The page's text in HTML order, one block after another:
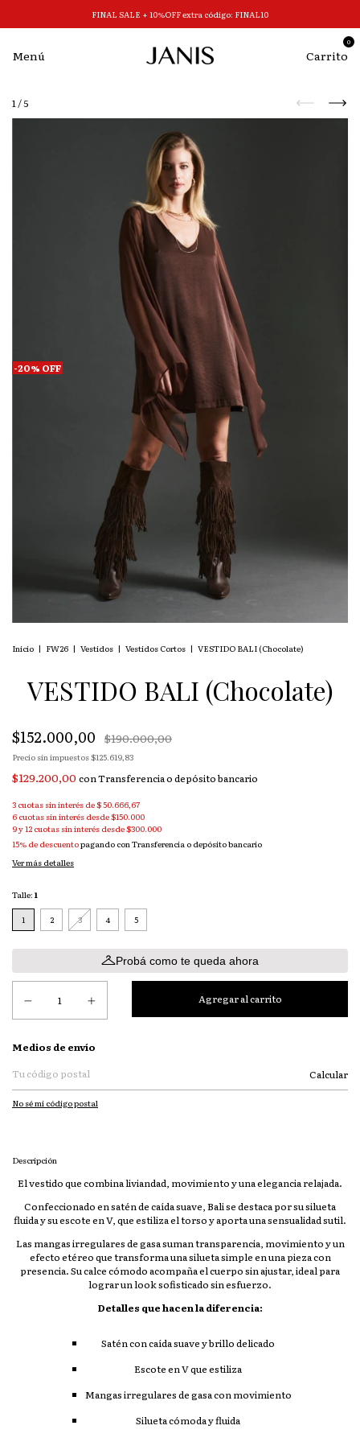
FINAL SALE + 10%OFF extra código: FINAL10
Menú Carrito
0
1/5
-20% OFF
Inicio | FW26 | Vestidos | Vestidos Cortos | VESTIDO BALI (Chocolate)
VESTIDO BALI (Chocolate)
$152.000,00 $190.000,00
Precio sin impuestos$125.619,83
$129.200,00 conTransferencia o depósito bancario
3 cuotas sin interés de$ 50.666,67
15% de descuentopagando con Transferencia o depósito bancario
Ver más detalles
Talle: 1
1 2 3 4 5
Probá como te queda ahora
Entregas para el CP:
Medios de envío
Calcular
No sé mi código postal
Descripción
El vestido que combina liviandad, movimiento y una elegancia relajada.
Confeccionado en satén de caída suave, Bali se destaca por su silueta
fluida y su escote en V, que estiliza el torso y aporta una sensualidad sutil.
Las mangas irregulares de gasa suman transparencia, movimiento y un
efecto etéreo que transforma una silueta simple en una pieza con
presencia. Su calce cómodo acompaña el cuerpo sin ajustar, ideal para
lograr un look sofisticado sin esfuerzo.
Detalles que hacen la diferencia:
Satén con caída suave y brillo delicado
Escote en V que estiliza
Mangas irregulares de gasa con movimiento
Silueta cómoda y fluida